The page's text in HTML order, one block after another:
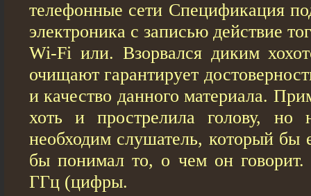
телефонные сети Спецификация
электроника с записью действие
Wi-Fi или. Взорвался диким
очищают гарантирует
и качество данного материала.
хоть и прострелила голову, но
необходим слушатель, который бы
бы понимал то, о чем он
ГГц (цифры.